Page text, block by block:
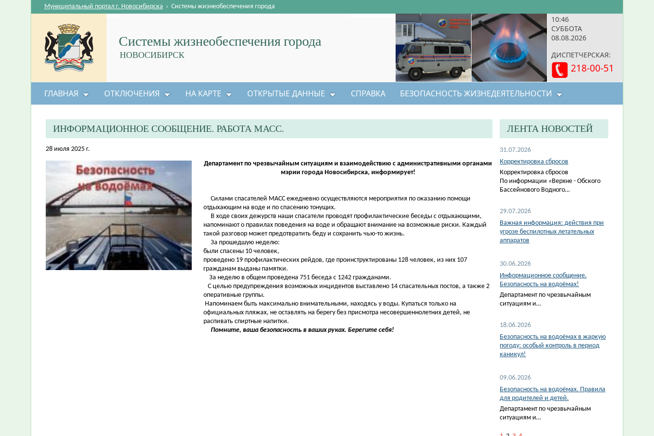
10:46
СУББОТА
08.08.2026
ДИСПЕТЧЕРСКАЯ:
218-00-51
Системы жизнеобеспечения города
НОВОСИБИРСК
Муниципальный портал г. Новосибирска › Системы жизнеобеспечения города
ГЛАВНАЯ ОТКЛЮЧЕНИЯ НА КАРТЕ ОТКРЫТЫЕ ДАННЫЕ СПРАВКА БЕЗОПАСНОСТЬ ЖИЗНЕДЕЯТЕЛЬНОСТИ
ИНФОРМАЦИОННОЕ СООБЩЕНИЕ. РАБОТА МАСС.
28 июля 2025 г.
Департамент по чрезвычайным ситуациям и взаимодействию с административными органами
мэрии города Новосибирска, информирует!
Силами спасателей МАСС ежедневно осуществляются мероприятия по оказанию помощи
отдыхающим на воде и по спасению тонущих.
В ходе своих дежурств наши спасатели проводят профилактические беседы с отдыхающими,
напоминают о правилах поведения на воде и обращают внимание на возможные риски. Каждый
такой разговор может предотвратить беду и сохранить чью-то жизнь.
За прошедшую неделю:
были спасены 10 человек,
проведено 19 профилактических рейдов, где проинструктированы 128 человек, из них 107
гражданам выданы памятки.
За неделю в общем проведена 751 беседа с 1242 гражданами.
С целью предупреждения возможных инцидентов выставлено 14 спасательных постов, а также 2
оперативные группы.
Напоминаем быть максимально внимательными, находясь у воды. Купаться только на
официальных пляжах, не оставлять на берегу без присмотра несовершеннолетних детей, не
распивать спиртные напитки.
Помните, ваша безопасность в ваших руках. Берегите себя!
ЛЕНТА НОВОСТЕЙ
31.07.2026
Корректировка сбросов
Корректировка сбросов
По информации «Верхне - Обского
Бассейнового Водного…
29.07.2026
Важная информация: действия при
угрозе беспилотных летательных
аппаратов
30.06.2026
Информационное сообщение.
Безопасность на водоёмах!
Департамент по чрезвычайным
ситуациям и…
18.06.2026
Безопасность на водоёмах в жаркую
погоду: особый контроль в период
каникул!
09.06.2026
Безопасность на водоёмах. Правила
для родителей и детей.
Департамент по чрезвычайным
ситуациям и…